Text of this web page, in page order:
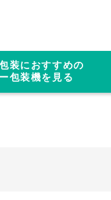
装におすすめの
包装機を見る